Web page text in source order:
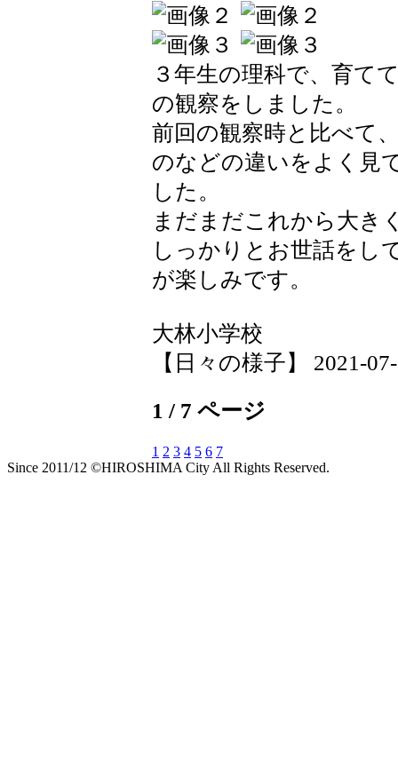
３年生の理科で、育て
の観察をしました。
前回の観察時と比べて
のなどの違いをよく見
した。
まだまだこれから大き
しっかりとお世話をし
が楽しみです。
大林小学校
【日々の様子】 2021-
1 / 7 ページ
1 2 3 4 5 6 7
Since 2011/12 ©HIROSHIMA City All Rights Reserved.